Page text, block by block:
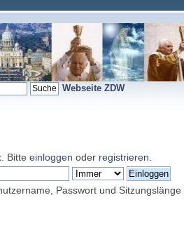
Webseite ZDW
. Bitte einloggen oder registrieren
Passwort und Sitzungslänge